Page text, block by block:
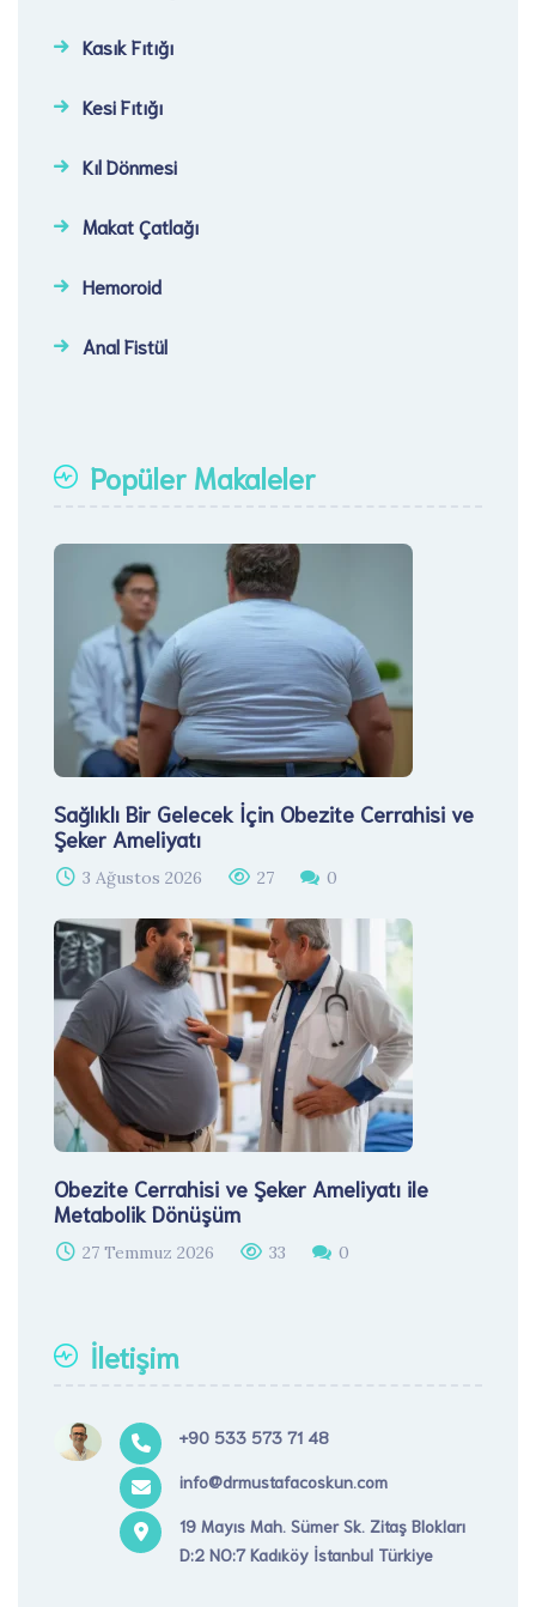
Kasık Fıtığı​
Kesi Fıtığı​
Kıl Dönmesi
Makat Çatlağı
Hemoroid
Anal Fistül
Popüler Makaleler
Sağlıklı Bir Gelecek İçin Obezite Cerrahisi ve
Şeker Ameliyatı
3 Ağustos 2026 27 0
Obezite Cerrahisi ve Şeker Ameliyatı ile
Metabolik Dönüşüm
27 Temmuz 2026 33 0
İletişim
+90 533 573 71 48
info@drmustafacoskun.com
19 Mayıs Mah. Sümer Sk. Zitaş Blokları
D:2 NO:7 Kadıköy İstanbul Türkiye